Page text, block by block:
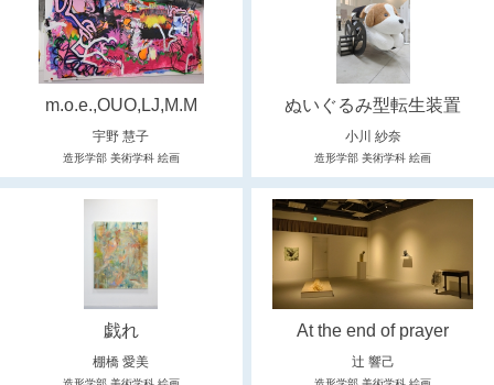
m.o.e.,OUO,LJ,M.M
宇野 慧子
造形学部 美術学科 絵画
ぬいぐるみ型転生装置
小川 紗奈
造形学部 美術学科 絵画
戯れ
棚橋 愛美
At the end of prayer
辻 響己